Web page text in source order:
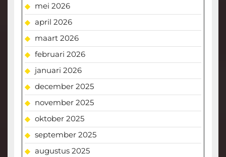
mei 2026
april 2026
maart 2026
februari 2026
januari 2026
december 2025
november 2025
oktober 2025
september 2025
augustus 2025